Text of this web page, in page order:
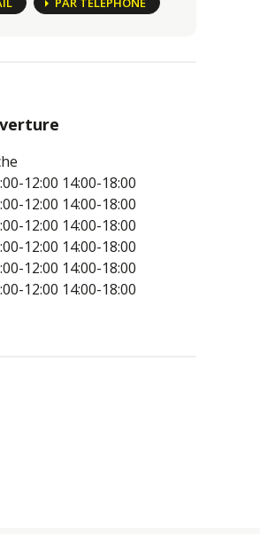
12:00 14:00-18:00
12:00 14:00-18:00
12:00 14:00-18:00
12:00 14:00-18:00
12:00 14:00-18:00
12:00 14:00-18:00